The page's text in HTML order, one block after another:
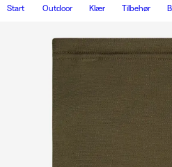
Start Outdoor Klær Tilbehør